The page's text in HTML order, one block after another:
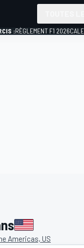
:RÈGLEMENT F1 2026
Americas, US